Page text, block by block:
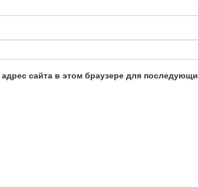
сайта в этом браузере для